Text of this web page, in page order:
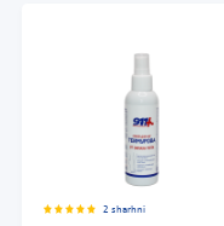
2 sharhni